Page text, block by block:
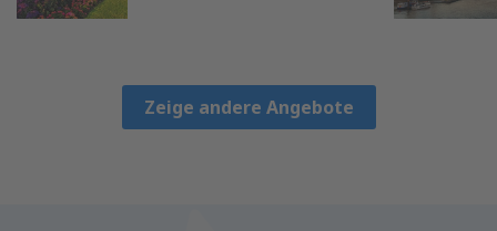
Zeige andere Angebote